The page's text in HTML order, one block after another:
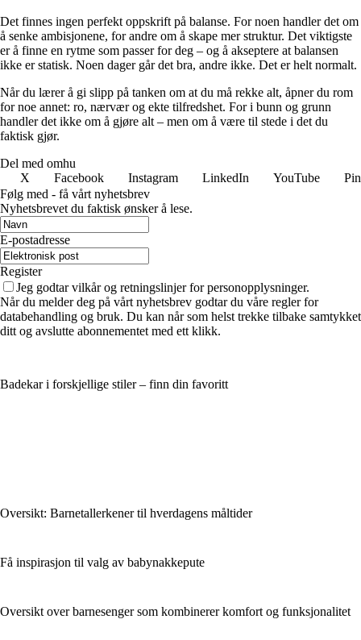
Det finnes ingen perfekt oppskrift på balanse. For noen handler det om
å senke ambisjonene, for andre om å skape mer struktur. Det viktigste
er å finne en rytme som passer for deg – og å akseptere at balansen
ikke er statisk. Noen dager går det bra, andre ikke. Det er helt normalt.
Når du lærer å gi slipp på tanken om at du må rekke alt, åpner du rom
for noe annet: ro, nærvær og ekte tilfredshet. For i bunn og grunn
handler det ikke om å gjøre alt – men om å være til stede i det du
faktisk gjør.
Del med omhu
X
Facebook Instagram LinkedIn YouTube
Følg med - få vårt nyhetsbrev
Nyhetsbrevet du faktisk ønsker å lese.
E-postadresse
Register
Jeg godtar vilkår og retningslinjer for personopplysninger.
Når du melder deg på vårt nyhetsbrev godtar du våre regler for
databehandling og bruk. Du kan når som helst trekke tilbake samtykket
ditt og avslutte abonnementet med ett klikk.
Badekar i forskjellige stiler – finn din favoritt
Oversikt: Barnetallerkener til hverdagens måltider
Få inspirasjon til valg av babynakkepute
Oversikt over barnesenger som kombinerer komfort og funksjonalitet